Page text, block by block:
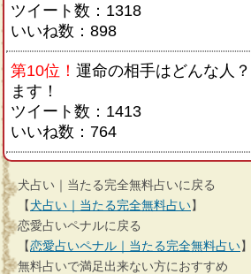
ツイート数：1318
いいね数：898
第10位！ 運命の相手はどんな人
ます！
ツイート数：1413
いいね数：764
犬占い｜当たる完全無料占いに戻る
【犬占い｜当たる完全無料占い】
恋愛占いペナルに戻る
【恋愛占いペナル｜当たる完全無料占い】
無料占いで満足出来ない方におすすめ